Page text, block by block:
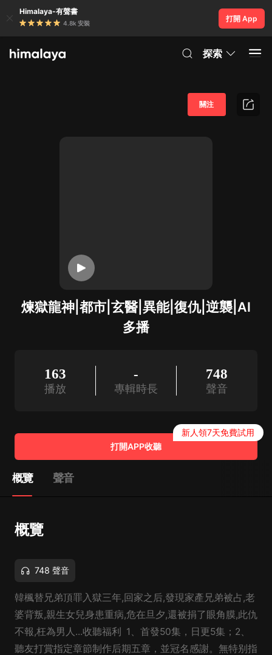
Himalaya-有聲書
4.8k 安裝
打開 App
探索
煉獄龍神|都市|玄醫|異能|復仇|逆襲|AI
多播
關注
163
播放
-
專輯時長
748
聲音
打開APP收聽
新人領7天免費試用
概覽 聲音
概覽
748 聲音
韓楓替兄弟頂罪入獄三年,回家之后,發現家產兄弟被占,老
婆背叛,親生女兒身患重病,危在旦夕,還被捐了眼角膜,此仇
不報,枉為男人...收聽福利 1、首發50集，日更5集；2、
聽友打賞指定章節制作后期五章，並冠名感謝。無特别指